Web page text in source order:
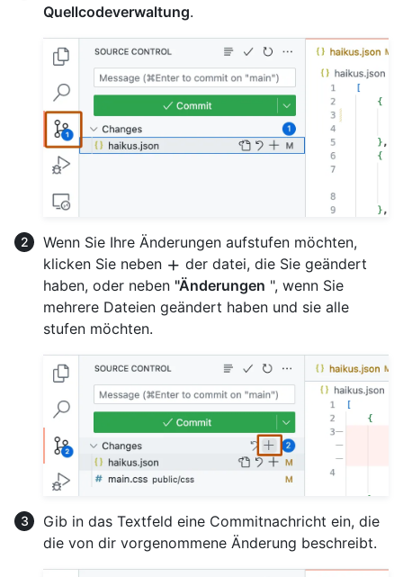
Quellcodeverwaltung.
Wenn Sie Ihre Änderungen aufstufen möchten,
klicken Sie neben
der datei, die Sie geändert
haben, oder neben "Änderungen ", wenn Sie
mehrere Dateien geändert haben und sie alle
stufen möchten.
Gib in das Textfeld eine Commitnachricht ein, die
die von dir vorgenommene Änderung beschreibt.